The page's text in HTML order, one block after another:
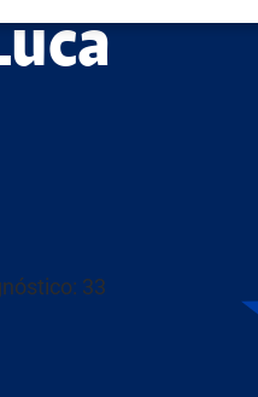
33